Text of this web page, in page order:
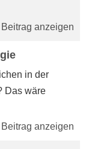
anzeigen
in der
Das wäre
anzeigen